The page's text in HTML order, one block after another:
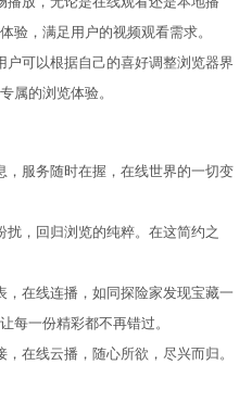
验，满足用户的视频观看需求。
可以根据自己的喜好调整浏览器界
属的浏览体验。
，服务随时在握，在线世界的一切变
，回归浏览的纯粹。在这简约之
在线连播，如同探险家发现宝藏一
每一份精彩都不再错过。
在线云播，随心所欲，尽兴而归。